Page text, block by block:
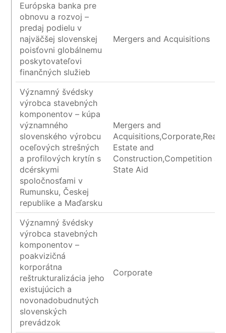
Európska banka pre
obnovu a rozvoj –
predaj podielu v
najväčšej slovenskej
poisťovni globálnemu
poskytovateľovi
finančných služieb
Mergers and Acquisitions
Významný švédsky
výrobca stavebných
komponentov – kúpa
významného
slovenského výrobcu
oceľových strešných
a profilových krytín s
dcérskymi
spoločnosťami v
Rumunsku, Českej
republike a Maďarsku
Mergers and
Acquisitions,Corporate,Real
Estate and
Construction,Competition
State Aid
Významný švédsky
výrobca stavebných
komponentov –
poakvizičná
korporátna
reštrukturalizácia jeho
existujúcich a
novonadobudnutých
slovenských
prevádzok
Corporate